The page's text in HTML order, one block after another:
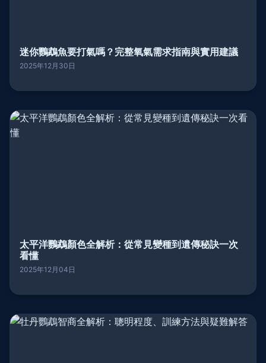
迷你鸚鵡魚要打氣嗎？完整氧氣需求指南與實用建議
2025年12月30日
太平洋鸚鵡顏色全解析：從常見變種到遺傳秘訣一次
看懂
2025年12月04日